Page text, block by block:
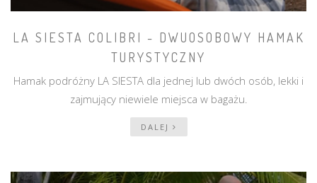
LA SIESTA COLIBRI - DWUOSOBOWY HAMAK
TURYSTYCZNY
Hamak podróżny LA SIESTA dla jednej lub dwóch osób, lekki i
zajmujący niewiele miejsca w bagażu.
DALEJ